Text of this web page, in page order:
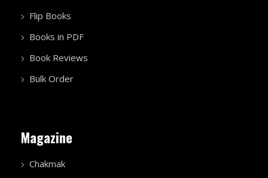
Flip Books
Books in PDF
Book Reviews
Bulk Order
Magazine
Chakmak